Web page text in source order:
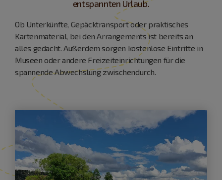
entspannten Urlaub.
Ob Unterkünfte, Gepäcktransport oder praktisches
Kartenmaterial, bei den Arrangements ist bereits an
alles gedacht. Außerdem sorgen kostenlose Eintritte in
Museen oder andere Freizeiteinrichtungen für die
spannende Abwechslung zwischendurch.